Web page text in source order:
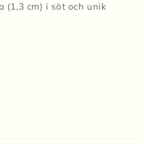
(1,3 cm) i söt och unik